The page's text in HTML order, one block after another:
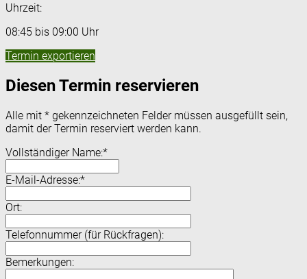
Uhrzeit:
08:45 bis 09:00 Uhr
Termin exportieren
Diesen Termin reservieren
Alle mit * gekennzeichneten Felder müssen ausgefüllt sein,
damit der Termin reserviert werden kann.
Vollständiger Name:*
E-Mail-Adresse:*
Ort:
Telefonnummer (für Rückfragen):
Bemerkungen: